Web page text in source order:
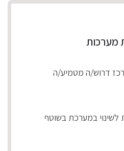
מערכות
דרוש/ה מטמיע/ה
לשינוי במערכת בשוטף